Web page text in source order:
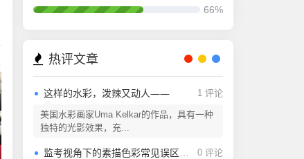
66%
热评文章
1 评论
这样的水彩，泼辣又动人——
美国水彩画家Uma Kelkar的作品，具有一种
独特的光影效果，充...
0 评论
监考视角下的素描色彩常见误区解析